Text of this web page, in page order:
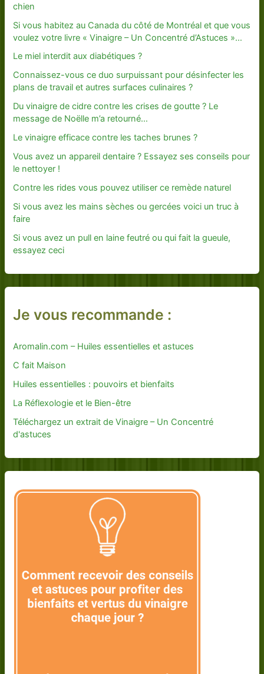
chien
Si vous habitez au Canada du côté de Montréal et que vous
voulez votre livre « Vinaigre – Un Concentré d’Astuces »…
Le miel interdit aux diabétiques ?
Connaissez-vous ce duo surpuissant pour désinfecter les
plans de travail et autres surfaces culinaires ?
Du vinaigre de cidre contre les crises de goutte ? Le
message de Noëlle m’a retourné…
Le vinaigre efficace contre les taches brunes ?
Vous avez un appareil dentaire ? Essayez ses conseils pour
le nettoyer !
Contre les rides vous pouvez utiliser ce remède naturel
Si vous avez les mains sèches ou gercées voici un truc à
faire
Si vous avez un pull en laine feutré ou qui fait la gueule,
essayez ceci
Je vous recommande :
Aromalin.com – Huiles essentielles et astuces
C fait Maison
Huiles essentielles : pouvoirs et bienfaits
La Réflexologie et le Bien-être
Téléchargez un extrait de Vinaigre – Un Concentré
d'astuces